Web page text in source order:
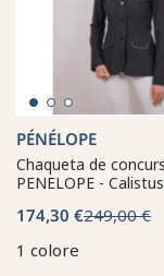
PÉNÉLOPE
Chaqueta de
PENELOPE - Calistus
174,30 €249,00 €
1 colore